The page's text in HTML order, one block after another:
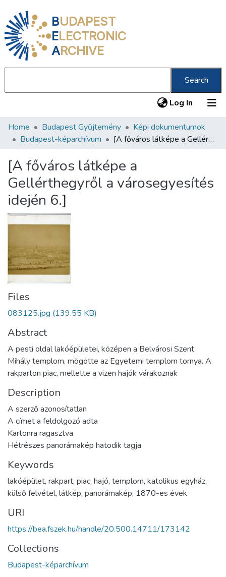
BUDAPEST
ELECTRONIC
ARCHIVE
Search
Log In (current)
Communities & Collections
Statistics
About us
Home Budapest Gyűjtemény
Képi dokumentumok
Budapest-képarchívum
[A főváros látképe a Gellérthegyről a városegyesítés idején 6.]
[A főváros látképe a
Gellérthegyről a városegyesítés
idején 6.]
Files
083125.jpg (139.55 KB)
Abstract
A pesti oldal lakóépületei, középen a Belvárosi Szent
Mihály templom, mögötte az Egyetemi templom tornya. A
rakparton piac, mellette a vizen hajók várakoznak
Description
A szerző azonosítatlan
A címet a feldolgozó adta
Kartonra ragasztva
Hétrészes panorámakép hatodik tagja
Keywords
lakóépület, rakpart, piac, hajó, templom, katolikus egyház,
külső felvétel, látkép, panorámakép, 1870-es évek
URI
https://bea.fszek.hu/handle/20.500.14711/173142
Collections
Budapest-képarchívum